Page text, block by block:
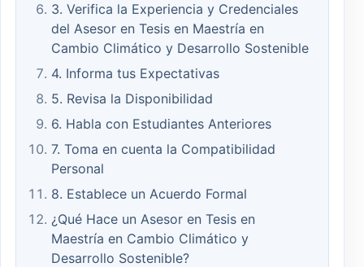
3. Verifica la Experiencia y Credenciales
del Asesor en Tesis en Maestría en
Cambio Climático y Desarrollo Sostenible
4. Informa tus Expectativas
5. Revisa la Disponibilidad
6. Habla con Estudiantes Anteriores
7. Toma en cuenta la Compatibilidad
Personal
8. Establece un Acuerdo Formal
¿Qué Hace un Asesor en Tesis en
Maestría en Cambio Climático y
Desarrollo Sostenible?